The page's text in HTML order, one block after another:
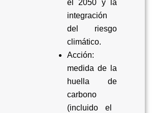
el 2050 y la
integración
del riesgo
climático.
Acción:
medida de la
huella de
carbono
(incluido el